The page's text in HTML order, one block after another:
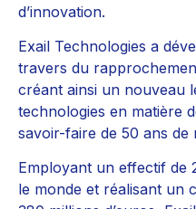
d’innovation.
Exail Technologies a
travers du
créant ainsi un nouveau
technologies en matière
savoir-faire de 50 ans de
Employant un effectif de
le monde et réalisant un